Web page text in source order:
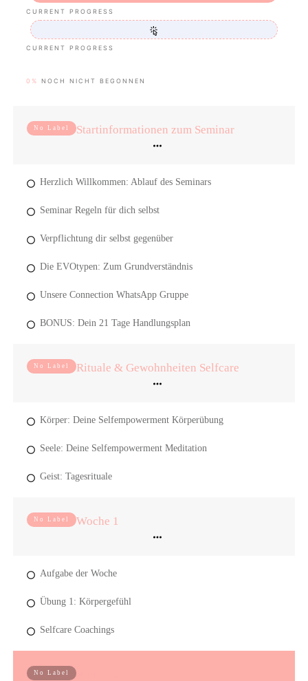
CURRENT PROGRESS
CURRENT PROGRESS
0% NOCH NICHT BEGONNEN
No Label Startinformationen zum Seminar
Herzlich Willkommen: Ablauf des Seminars
Seminar Regeln für dich selbst
Verpflichtung dir selbst gegenüber
Die EVOtypen: Zum Grundverständnis
Unsere Connection WhatsApp Gruppe
BONUS: Dein 21 Tage Handlungsplan
No Label Rituale & Gewohnheiten Selfcare
Körper: Deine Selfempowerment Körperübung
Seele: Deine Selfempowerment Meditation
Geist: Tagesrituale
No Label Woche 1
Aufgabe der Woche
Übung 1: Körpergefühl
Selfcare Coachings
No Label